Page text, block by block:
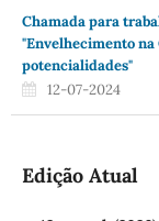
Chamada para
"Envelhecimento
potencialidades"
12-07-2024
Edição Atual